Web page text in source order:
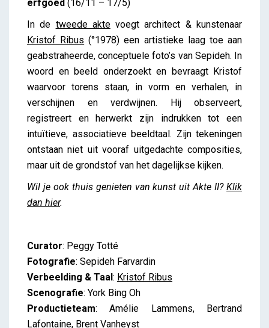
erfgoed (16/11 – 17/5)
In de tweede aktevoegt architect & kunstenaar
Kristof Ribus (°1978) een artistieke laag toe aan
geabstraheerde, conceptuele foto’s van Sepideh. In
woord en beeld onderzoekt en bevraagt Kristof
waarvoor torens staan, in vorm en verhalen, in
verschijnen en verdwijnen. Hij observeert,
registreert en herwerkt zijn indrukken tot een
intuïtieve, associatieve beeldtaal. Zijn tekeningen
ontstaan niet uit vooraf uitgedachte composities,
maar uit de grondstof van het dagelijkse kijken.
Wil je ook thuis genieten vankunst uit Akte II?Klik
dan hier.
Curator: Peggy Totté
Fotografie: Sepideh Farvardin
Verbeelding & Taal: Kristof Ribus
Scenografie: York Bing Oh
Productieteam: Amélie Lammens, Bertrand
Lafontaine, Brent Vanheyst